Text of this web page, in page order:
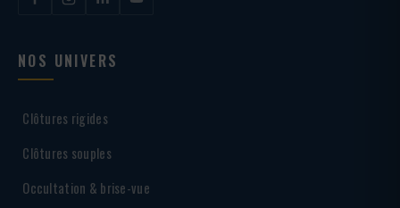
NOS UNIVERS
Clôtures rigides
Clôtures souples
Occultation & brise-vue